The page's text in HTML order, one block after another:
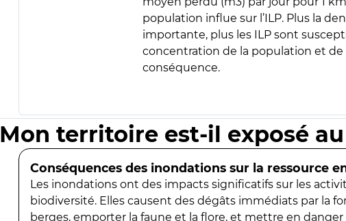
population influe sur l’ILP. Plus la
importante, plus les ILP sont
concentration de la population et
conséquence.
Mon territoire est-il exposé
Conséquences des inondations sur la ressource
Les inondations ont des impacts significatifs sur les
biodiversité. Elles causent des dégâts immédiats par la
berges, emporter la faune et la flore, et mettre en danger